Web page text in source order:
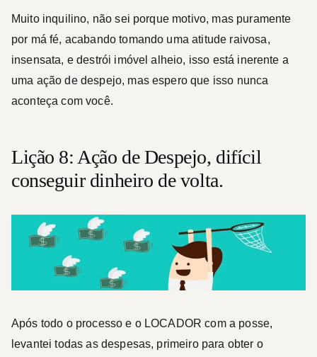
Muito inquilino, não sei porque motivo, mas puramente
por má fé, acabando tomando uma atitude raivosa,
insensata, e destrói imóvel alheio, isso está inerente a
uma ação de despejo, mas espero que isso nunca
aconteça com você.
Lição 8: Ação de Despejo, difícil
conseguir dinheiro de volta.
Após todo o processo e o LOCADOR com a posse,
levantei todas as despesas, primeiro para obter o